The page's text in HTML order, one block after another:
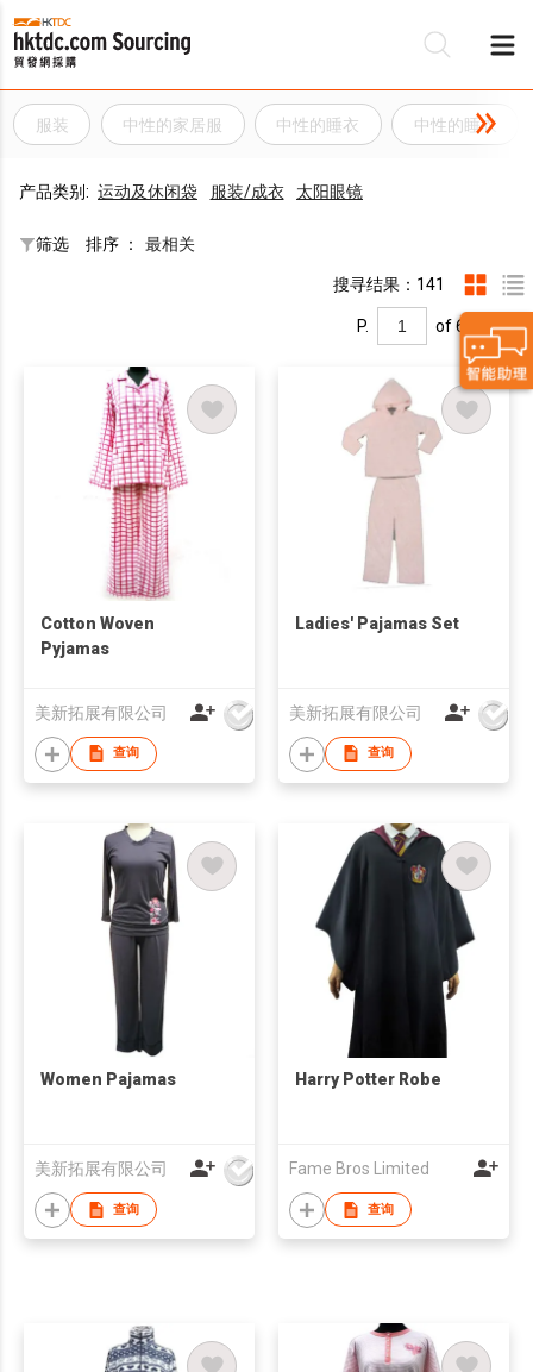
服装 中性的家居服 中性的睡衣 中性的睡衣
产品类别: 运动及休闲袋 服装/成衣 太阳眼镜
筛选 排序 ： 最相关
搜寻结果：141
P. of 6
Cotton Woven
Pyjamas
美新拓展有限公司
查询
Ladies' Pajamas Set
美新拓展有限公司
查询
Women Pajamas
美新拓展有限公司
查询
Harry Potter Robe
Fame Bros Limited
查询